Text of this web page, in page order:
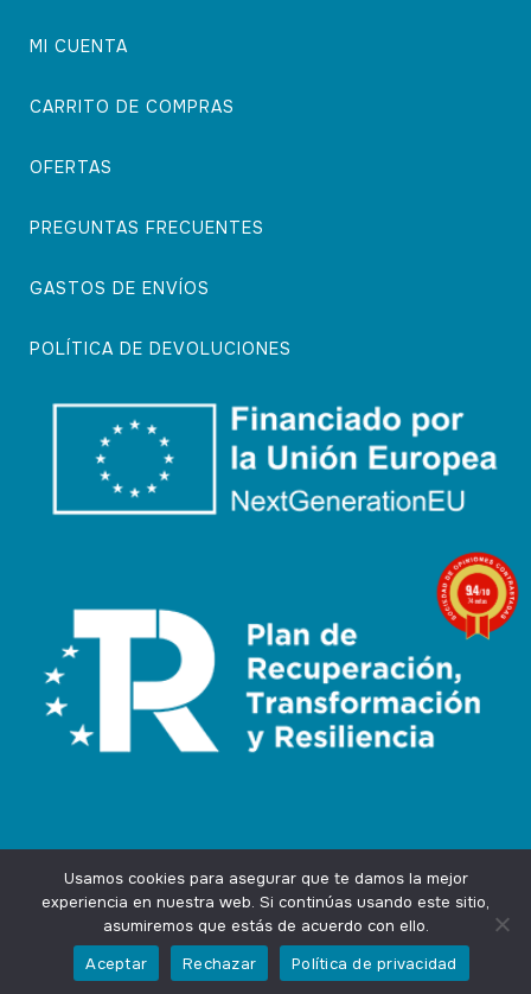
MI CUENTA
CARRITO DE COMPRAS
OFERTAS
PREGUNTAS FRECUENTES
GASTOS DE ENVÍOS
POLÍTICA DE DEVOLUCIONES
Design byAgencia Marketing OnlineIngenium.Marketing
Privacidad
Usamos cookies para asegurar que te damos la mejor
experiencia en nuestra web. Si continúas usando este sitio,
asumiremos que estás de acuerdo con ello.
Aceptar
Rechazar Política de privacidad
9.4/10
74 notas